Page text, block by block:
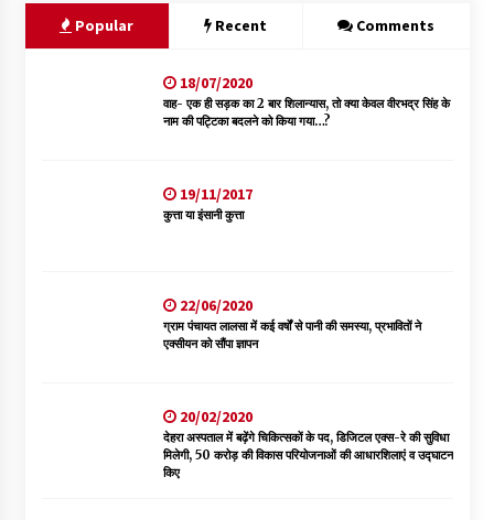
Popular Recent Comments
18/07/2020
वाह- एक ही सड़क का 2 बार शिलान्यास, तो क्या केवल वीरभद्र सिंह के
नाम की पट्टिका बदलने को किया गया…?
19/11/2017
कुत्ता या इंसानी कुत्ता
22/06/2020
ग्राम पंचायत लालसा में कई वर्षों से पानी की समस्या, प्रभावितों ने
एक्सीयन को सौंपा ज्ञापन
20/02/2020
देहरा अस्पताल में बढ़ेंगे चिकित्सकों के पद, डिजिटल एक्स-रे की सुविधा
मिलेगी, 50 करोड़ की विकास परियोजनाओं की आधारशिलाएं व उद्घाटन
किए